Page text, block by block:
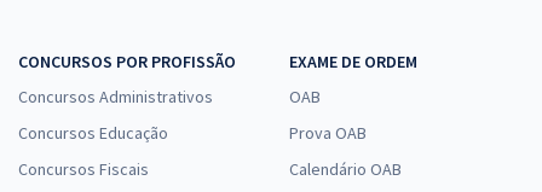
CONCURSOS POR PROFISSÃO
Concursos Administrativos
Concursos Educação
Concursos Fiscais
EXAME DE ORDEM
OAB
Prova OAB
Calendário OAB